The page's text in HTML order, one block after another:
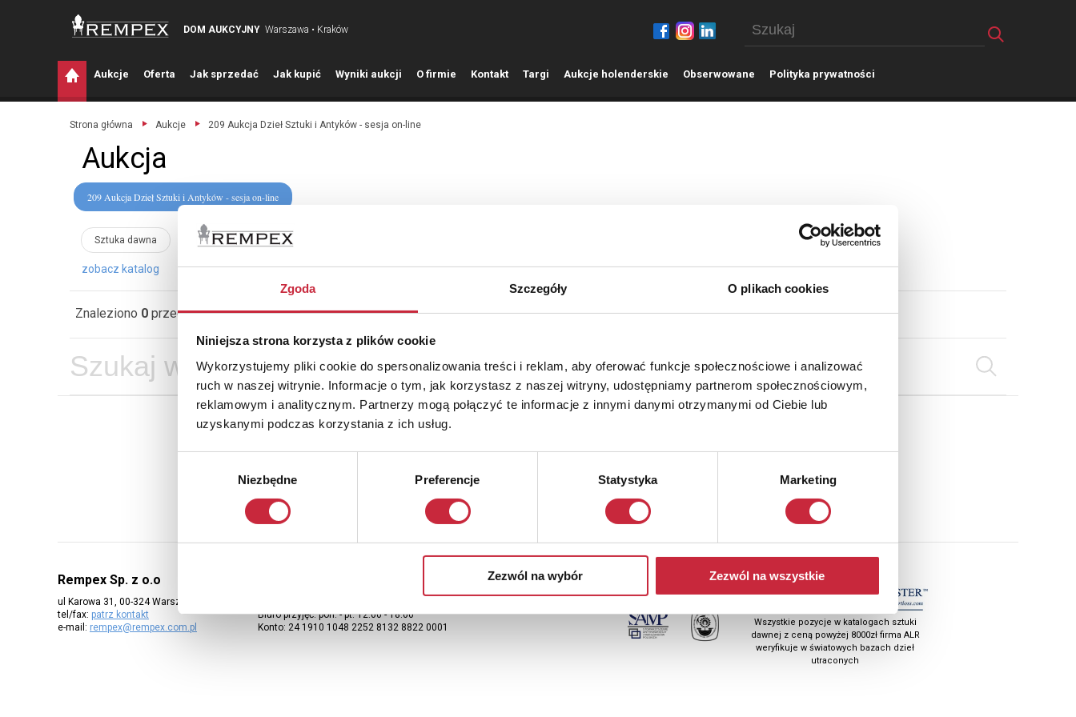
Zgoda Szczegóły O plikach cookies
Niniejsza strona korzysta z plików cookie
Wykorzystujemy pliki cookie do spersonalizowania treści i reklam, aby oferować funkcje społecznościowe i analizować
ruch w naszej witrynie. Informacje o tym, jak korzystasz z naszej witryny, udostępniamy partnerom społecznościowym,
reklamowym i analitycznym. Partnerzy mogą połączyć te informacje z innymi danymi otrzymanymi od Ciebie lub
uzyskanymi podczas korzystania z ich usług.
Niezbędne Preferencje Statystyka Marketing
Zezwól na wybór Zezwól na wszystkie
DOM AUKCYJNY Warszawa • Kraków
Aukcje Oferta Jak sprzedać Jak kupić Wyniki aukcji O firmie Kontakt Targi Aukcje holenderskie Obserwowane Polityka prywatności
Strona główna Aukcje 209 Aukcja Dzieł Sztuki i Antyków - sesja on-line
Aukcja
209 Aukcja Dzieł Sztuki i Antyków - sesja on-line
Sztuka dawna Sztuka współczesna
zobacz katalog zobacz zasady
Znaleziono 0 przedmiotów Sortuj wg: Wyników na stronę: Oferta w mieście:
Aby otrzymywać informacje o nowych aukcjach, prosimy podać adres e-mail
Rempex Sp. z o.o
ul Karowa 31, 00-324 Warszawa
tel/fax: patrz kontakt
e-mail: rempex@rempex.com.pl
Biuro przyjęć: pon. - pt. 12:00 - 18:00
Konto: 24 1910 1048 2252 8132 8822 0001
Wszystkie pozycje w katalogach sztuki
dawnej z ceną powyżej 8000zł firma ALR
weryfikuje w światowych bazach dzieł
utraconych